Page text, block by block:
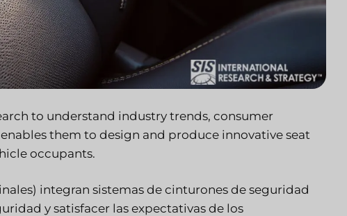
to understand industry trends, consumer
them to design and produce innovative seat
occupants.
integran sistemas de cinturones de seguridad
y satisfacer las expectativas de los